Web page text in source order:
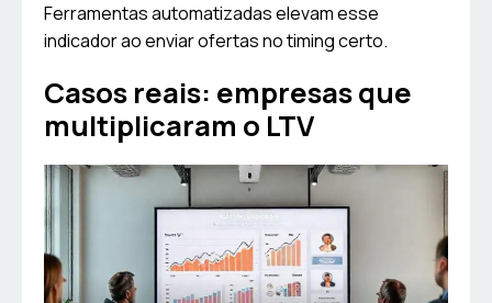
Ferramentas automatizadas elevam esse
indicador ao enviar ofertas no timing certo.
Casos reais: empresas que
multiplicaram o LTV